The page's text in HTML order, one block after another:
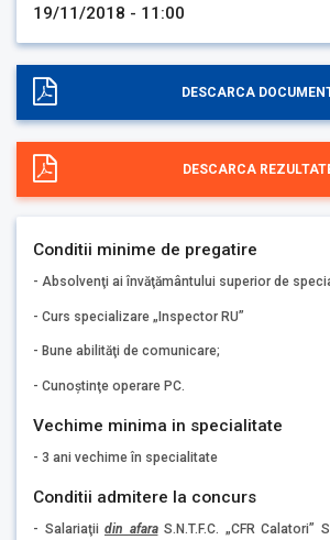
19/11/2018 - 11:00
DESCARCA
DESCARCA
Conditii minime de pregatire
- Absolvenţi ai învăţământului superior de
- Curs specializare „Inspector RU”
- Bune abilităţi de comunicare;
- Cunoştinţe operare PC.
Vechime minima in specialitate
- 3 ani vechime în specialitate
Conditii admitere la concurs
- Salariaţii din afara S.N.T.F.C. „CFR